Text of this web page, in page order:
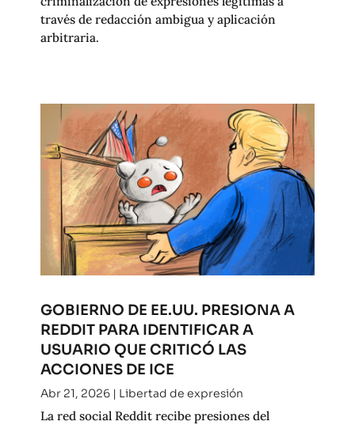
través de redacción ambigua y aplicación
arbitraria.
GOBIERNO DE EE.UU. PRESIONA A
REDDIT PARA IDENTIFICAR A
USUARIO QUE CRITICÓ LAS
ACCIONES DE ICE
Abr 21, 2026| Libertad de expresión
La red social Reddit recibe presiones del